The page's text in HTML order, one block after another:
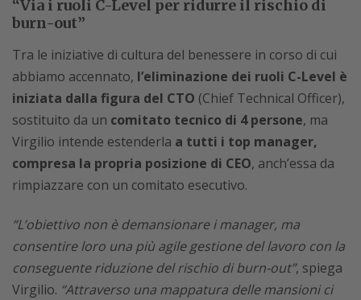
“Via i ruoli C-Level per ridurre il rischio di
burn-out”
Tra le iniziative di cultura del benessere in corso di cui
abbiamo accennato, l’eliminazione dei ruoli C-Level è
iniziata dalla figura del CTO (Chief Technical Officer),
sostituito da un comitato tecnico di 4 persone, ma
Virgilio intende estenderla a tutti i top manager,
compresa la propria posizione di CEO, anch’essa da
rimpiazzare con un comitato esecutivo.
“L’obiettivo non è demansionare i manager, ma
consentire loro una più agile gestione del lavoro con la
conseguente riduzione del rischio di burn-out”, spiega
Virgilio. “Attraverso una mappatura delle mansioni ci